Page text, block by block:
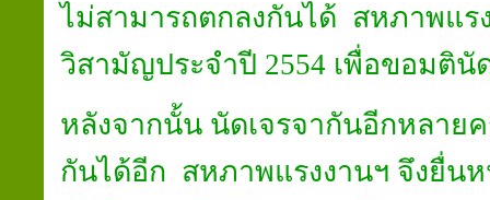
ไม่สามารถตกลงกันได้ สหภาพแร
วิสามัญประจำปี 2554 เพื่อขอมติ
หลังจากนั้น นัดเจรจากันอีกหลาย
กันได้อีก สหภาพแรงงานฯ จึงยื่น